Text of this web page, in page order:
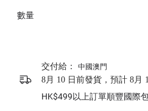
數量
交付給： 中國澳門
8月 10 日前發貨，預計 8月
HK$499以上訂單順豐國際